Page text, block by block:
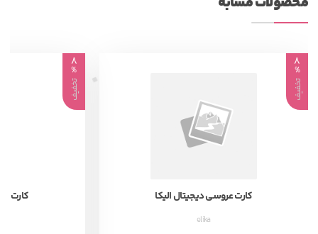
8
%
تخفیف
کارت عروسی دیجیتال الیکا
elika
8
%
تخفیف
کارت